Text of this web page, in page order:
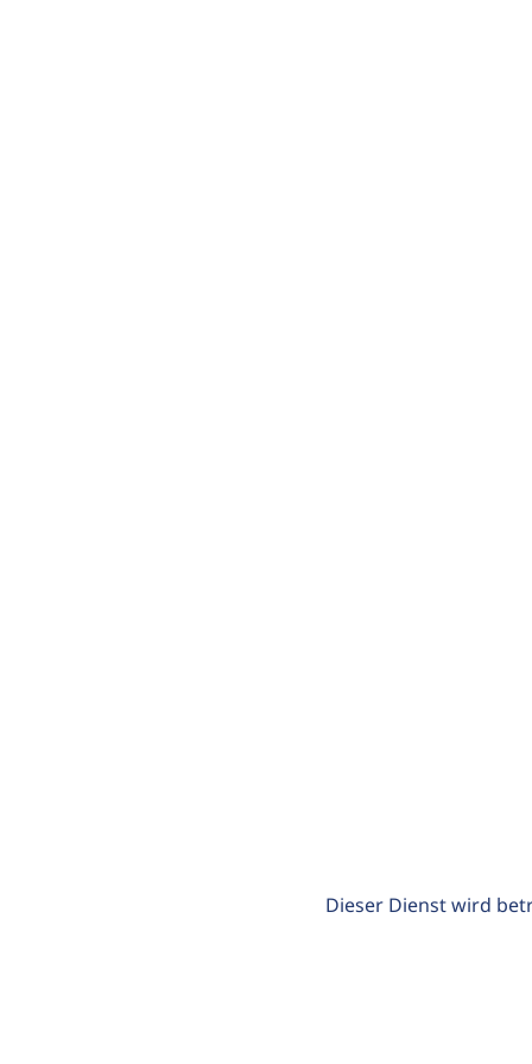
Dieser Dienst wird